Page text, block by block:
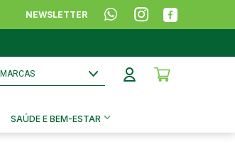
NEWSLETTER
A Minha Conta
SAÚDE E BEM-ESTAR